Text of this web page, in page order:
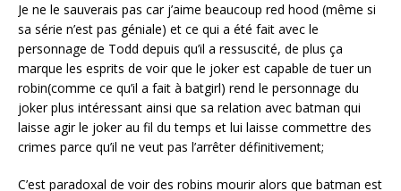
Je ne le sauverais pas car j’aime beaucoup red hood (même si
sa série n’est pas géniale) et ce qui a été fait avec le
personnage de Todd depuis qu’il a ressuscité, de plus ça
marque les esprits de voir que le joker est capable de tuer un
robin(comme ce qu’il a fait à batgirl) rend le personnage du
joker plus intéressant ainsi que sa relation avec batman qui
laisse agir le joker au fil du temps et lui laisse commettre des
crimes parce qu’il ne veut pas l’arrêter définitivement;
C’est paradoxal de voir des robins mourir alors que batman est